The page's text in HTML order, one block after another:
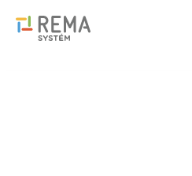
nabízejí
zlomek